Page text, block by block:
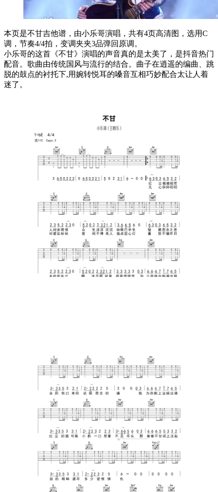
本页是不甘吉他谱，由小乐哥演唱，共有4页高清图，选用C
调，节奏4/4拍，变调夹夹3品弹回原调。
小乐哥的这首《不甘》演唱的声音真的是太美了，是抖音热门
配音。歌曲由传统国风与流行的结合。曲子在逍遥的编曲、跳
脱的鼓点的衬托下,用婉转悦耳的嗓音互相巧妙配合太让人着
迷了。